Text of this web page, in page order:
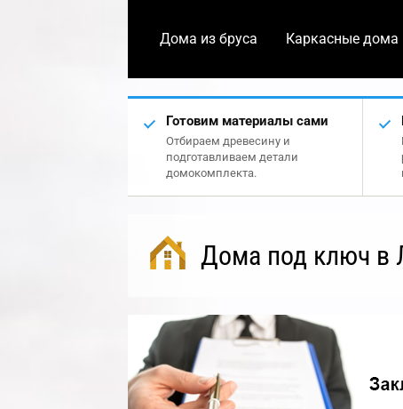
Дома из бруса Каркасные дома
Готовим материалы сами
Отбираем древесину и
подготавливаем детали
домокомплекта.
Дома под ключ в